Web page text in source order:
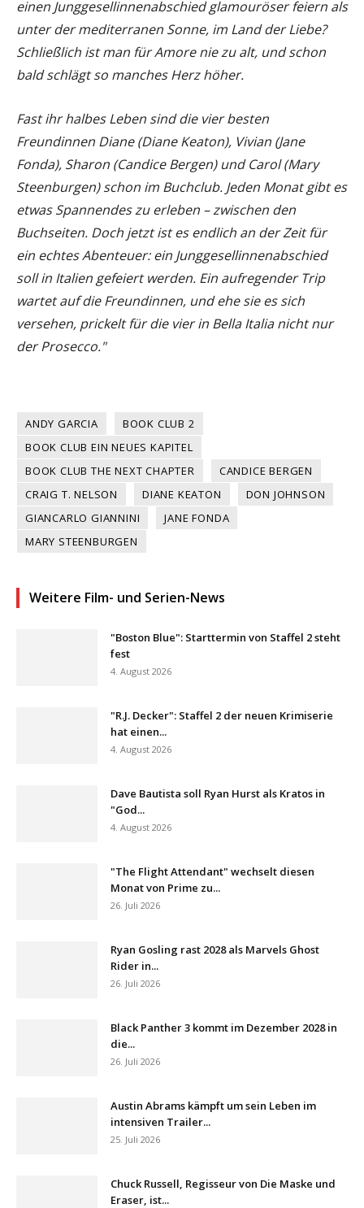
einen Junggesellinnenabschied glamouröser feiern als
unter der mediterranen Sonne, im Land der Liebe?
Schließlich ist man für Amore nie zu alt, und schon
bald schlägt so manches Herz höher.
Fast ihr halbes Leben sind die vier besten
Freundinnen Diane (Diane Keaton), Vivian (Jane
Fonda), Sharon (Candice Bergen) und Carol (Mary
Steenburgen) schon im Buchclub. Jeden Monat gibt es
etwas Spannendes zu erleben – zwischen den
Buchseiten. Doch jetzt ist es endlich an der Zeit für
ein echtes Abenteuer: ein Junggesellinnenabschied
soll in Italien gefeiert werden. Ein aufregender Trip
wartet auf die Freundinnen, und ehe sie es sich
versehen, prickelt für die vier in Bella Italia nicht nur
der Prosecco."
ANDY GARCIA
BOOK CLUB 2
BOOK CLUB EIN NEUES KAPITEL
BOOK CLUB THE NEXT CHAPTER
CANDICE BERGEN
CRAIG T. NELSON
DIANE KEATON
DON JOHNSON
GIANCARLO GIANNINI
JANE FONDA
MARY STEENBURGEN
Weitere Film- und Serien-News
"Boston Blue": Starttermin von Staffel 2 steht
fest
4. August 2026
"R.J. Decker": Staffel 2 der neuen Krimiserie
hat einen...
4. August 2026
Dave Bautista soll Ryan Hurst als Kratos in
"God...
4. August 2026
"The Flight Attendant" wechselt diesen
Monat von Prime zu...
26. Juli 2026
Ryan Gosling rast 2028 als Marvels Ghost
Rider in...
26. Juli 2026
Black Panther 3 kommt im Dezember 2028 in
die...
26. Juli 2026
Austin Abrams kämpft um sein Leben im
intensiven Trailer...
25. Juli 2026
Chuck Russell, Regisseur von Die Maske und
Eraser, ist...